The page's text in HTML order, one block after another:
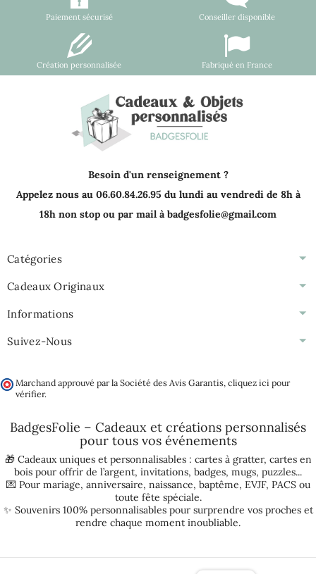
Paiement sécurisé Conseiller disponible
Création personnalisée Fabriqué en France
Besoin d'un renseignement ?
Appelez nous au 06.60.84.26.95 du lundi au vendredi de 8h à
18h non stop ou par mail à badgesfolie@gmail.com
Catégories
Cadeaux Originaux
Informations
Suivez-Nous
Marchand approuvé par la Société des Avis Garantis,cliquez ici pour
vérifier.
BadgesFolie – Cadeaux et créations personnalisés
pour tous vos événements
🎁 Cadeaux uniques et personnalisables : cartes à gratter, cartes en
bois pour offrir de l’argent, invitations, badges, mugs, puzzles...
💌 Pour mariage, anniversaire, naissance, baptême, EVJF, PACSou
toute fête spéciale.
✨ Souvenirs 100% personnalisables pour surprendre vos proches et
rendre chaque moment inoubliable.